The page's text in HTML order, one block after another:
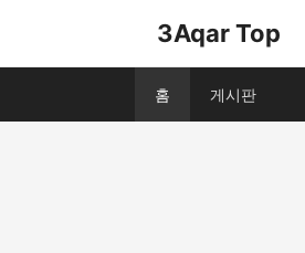
3Aqar Top
홈 게시판